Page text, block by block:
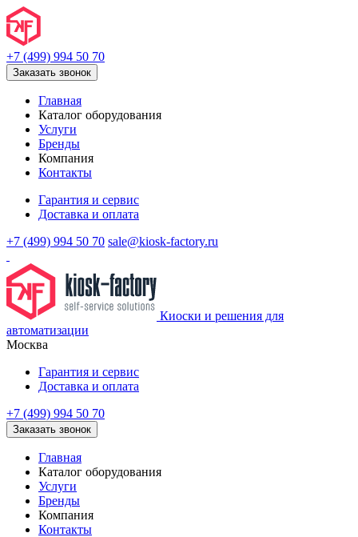
+7 (499) 994 50 70
Заказать звонок
Главная
Каталог оборудования
Услуги
Бренды
Компания
Контакты
Гарантия и сервис
Доставка и оплата
+7 (499) 994 50 70 sale@kiosk-factory.ru
Киоски и решения для
автоматизации
Москва
Гарантия и сервис
Доставка и оплата
+7 (499) 994 50 70
Заказать звонок
Главная
Каталог оборудования
Услуги
Бренды
Компания
Контакты